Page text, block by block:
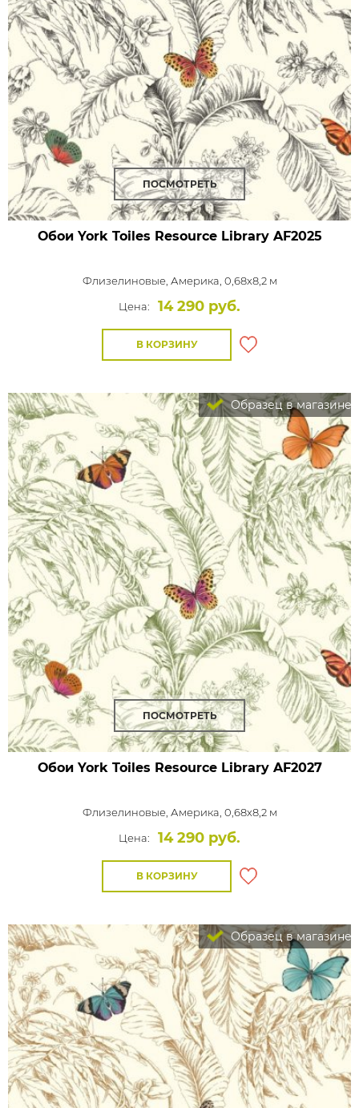
ПОСМОТРЕТЬ
Обои York Toiles Resource LibraryAF2025
Флизелиновые, Америка, 0,68x8,2 м
Цена:
14 290 руб.
В КОРЗИНУ
Образец в магазине
ПОСМОТРЕТЬ
Обои York Toiles Resource LibraryAF2027
Флизелиновые, Америка, 0,68x8,2 м
Цена:
14 290 руб.
В КОРЗИНУ
Образец в магазине